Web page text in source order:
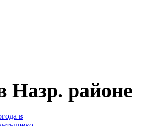
Назр. районе
в